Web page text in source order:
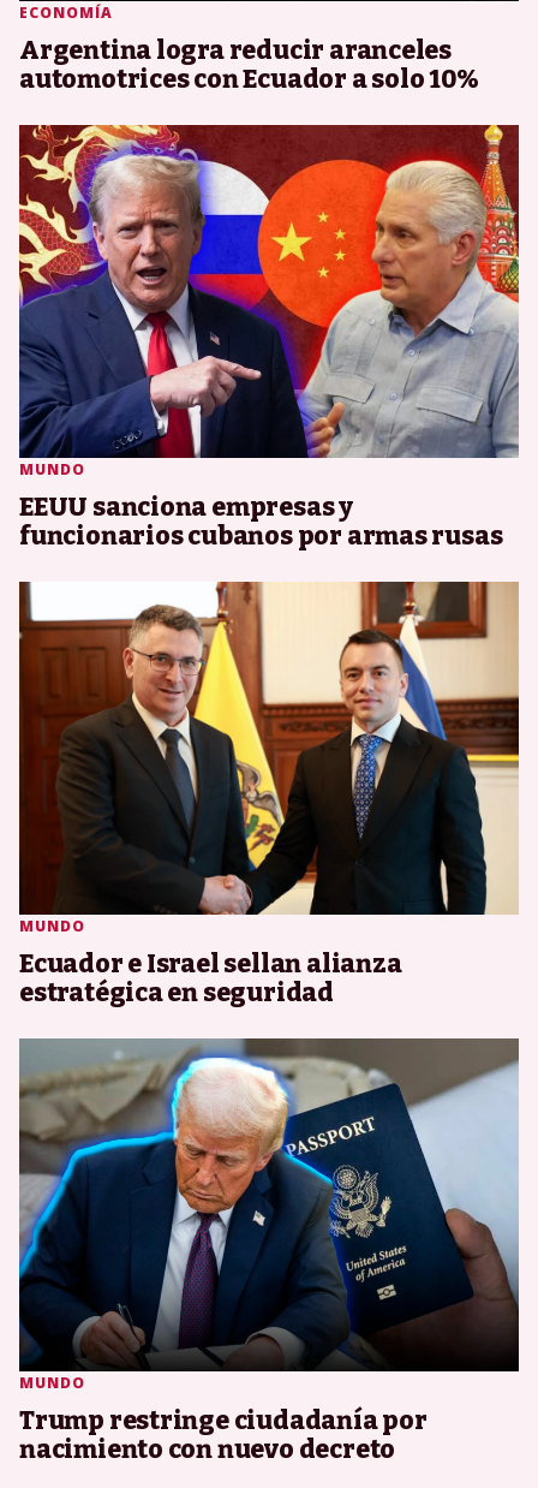
ECONOMÍA
Argentina logra reducir aranceles
automotrices con Ecuador a solo 10%
MUNDO
EEUU sanciona empresas y
funcionarios cubanos por armas rusas
MUNDO
Ecuador e Israel sellan alianza
estratégica en seguridad
MUNDO
Trump restringe ciudadanía por
nacimiento con nuevo decreto